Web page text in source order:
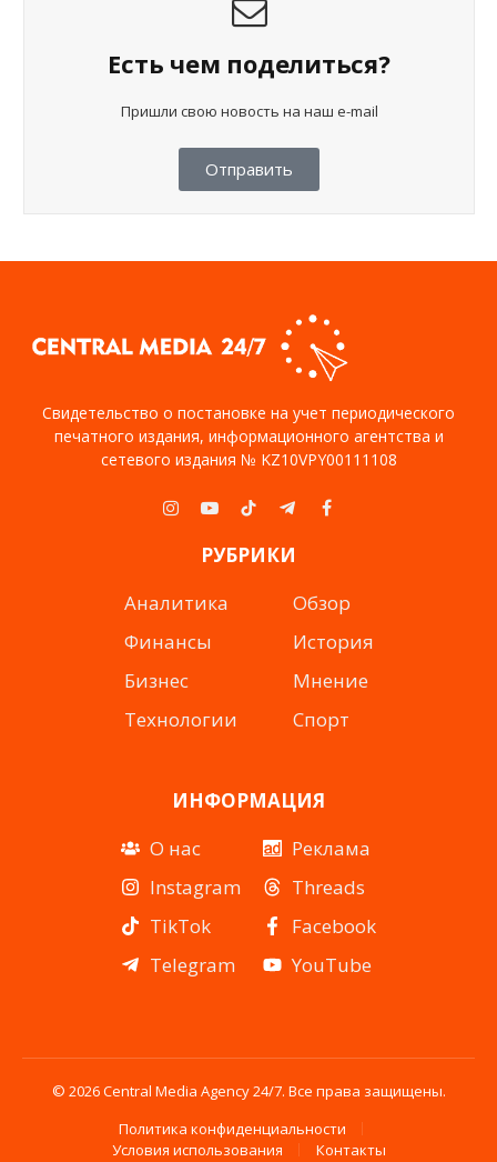
Есть чем поделиться?
Пришли свою новость на наш e-mail
Отправить
Свидетельство о постановке на учет периодического
печатного издания, информационного агентства и
сетевого издания № KZ10VPY00111108
Instagram
YouTubeTikTokTelegramFacebook
РУБРИКИ
Аналитика
Финансы
Бизнес
Технологии
Обзор
История
Мнение
Спорт
ИНФОРМАЦИЯ
О нас
Instagram
TikTok
Telegram
Реклама
Threads
Facebook
YouTube
© 2026 Central Media Agency 24/7. Все права защищены.
Политика конфиденциальности
Условия использования
Контакты